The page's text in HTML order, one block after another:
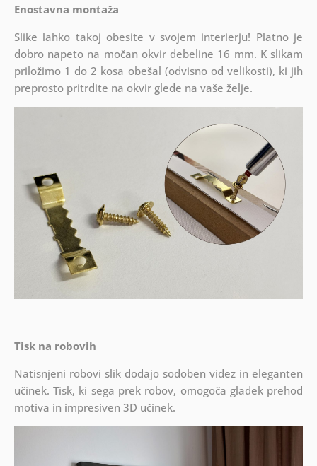
Enostavna montaža
Slike lahko takoj obesite v svojem interierju! Platno je
dobro napeto na močan okvir debeline 16 mm. K slikam
priložimo 1 do 2 kosa obešal (odvisno od velikosti), ki jih
preprosto pritrdite na okvir glede na vaše želje.
Tisk na robovih
Natisnjeni robovi slik dodajo sodoben videz in eleganten
učinek. Tisk, ki sega prek robov, omogoča gladek prehod
motiva in impresiven 3D učinek.